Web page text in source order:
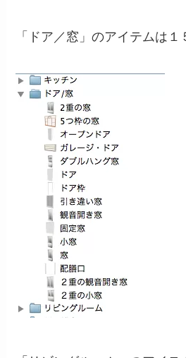
「ドア／窓」のアイテムは１